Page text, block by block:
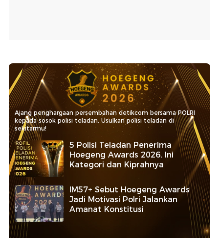
Ajang penghargaan persembahan detikcom bersama POLRI
kepada sosok polisi teladan. Usulkan polisi teladan di
sekitarmu!
5 Polisi Teladan Penerima
Hoegeng Awards 2026, Ini
Kategori dan Kiprahnya
IM57+ Sebut Hoegeng Awards
Jadi Motivasi Polri Jalankan
Amanat Konstitusi